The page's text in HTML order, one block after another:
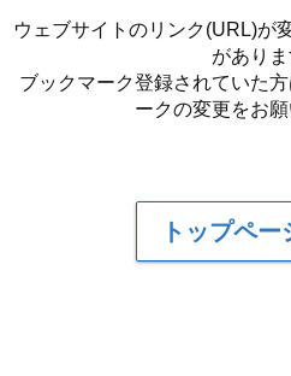
ウェブサイトのリンク(URL)が
がありま
ブックマーク登録されていた
ークの変更をお願
トップペ